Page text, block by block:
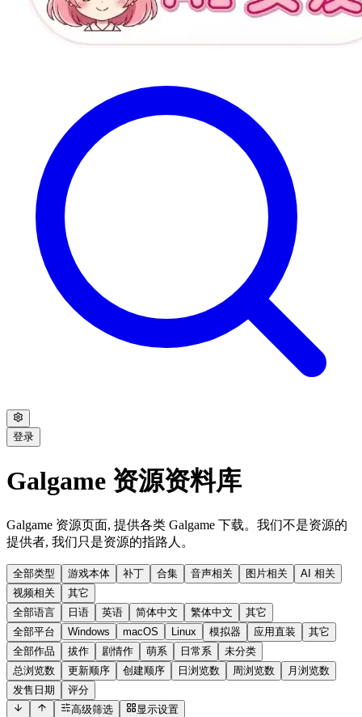
登录
Galgame 资源资料库
Galgame 资源页面, 提供各类 Galgame 下载。我们不是资源的
提供者, 我们只是资源的指路人。
全部类型 游戏本体 补丁 合集 音声相关 图片相关
AI 相关
视频相关
其它
全部语言
日语 英语 简体中文 繁体中文
其它
全部平台
Windows macOS Linux 模拟器 应用直装
其它
全部作品
拔作 剧情作 萌系 日常系
未分类
总浏览数
更新顺序 创建顺序 日浏览数 周浏览数
月浏览数
发售日期
评分
高级筛选
显示设置